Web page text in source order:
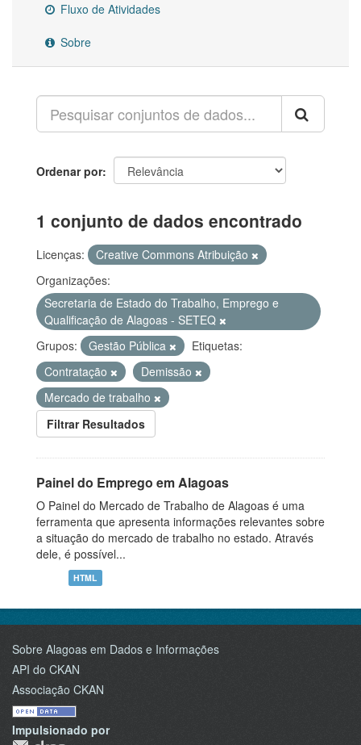
Fluxo de Atividades
Sobre
Ordenar por
1 conjunto de dados encontrado
Licenças:
Creative Commons Atribuição
Organizações:
Secretaria de Estado do Trabalho, Emprego e
Qualificação de Alagoas - SETEQ
Grupos:
Gestão Pública
Etiquetas:
Contratação
Demissão
Mercado de trabalho
Filtrar Resultados
Painel do Emprego em Alagoas
O Painel do Mercado de Trabalho de Alagoas é uma
ferramenta que apresenta informações relevantes sobre
a situação do mercado de trabalho no estado. Através
dele, é possível...
HTML
Sobre Alagoas em Dados e Informações
API do CKAN
Associação CKAN
Impulsionado por